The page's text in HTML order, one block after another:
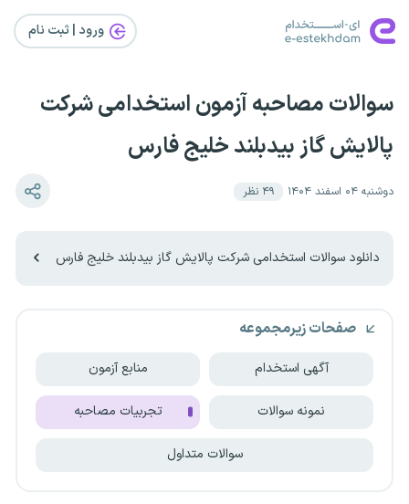
ورود | ثبت‌ نام
سوالات مصاحبه آزمون استخدامی شرکت
پالایش گاز بیدبلند خلیج فارس
دوشنبه ۰۴ اسفند ۱۴۰۴ ۴۹ نظر
دانلود سوالات استخدامی شرکت پالایش گاز بیدبلند خلیج فارس
صفحات زیرمجموعه
آگهی استخدام منابع آزمون
نمونه سوالات تجربیات مصاحبه
سوالات متداول